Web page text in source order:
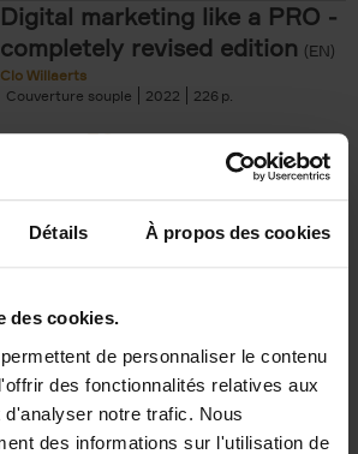
Détails À propos des cookies
des cookies.
de personnaliser le contenu
des fonctionnalités relatives aux
notre trafic. Nous
des informations sur l'utilisation de
Digital marketing like a PRO -
completely revised edition (EN)
Clo Willaerts
Couverture souple
2022 226
€35,50
The Offer You Can't
Refuse
Steven Van Belleghem
Couverture souple
2020 256